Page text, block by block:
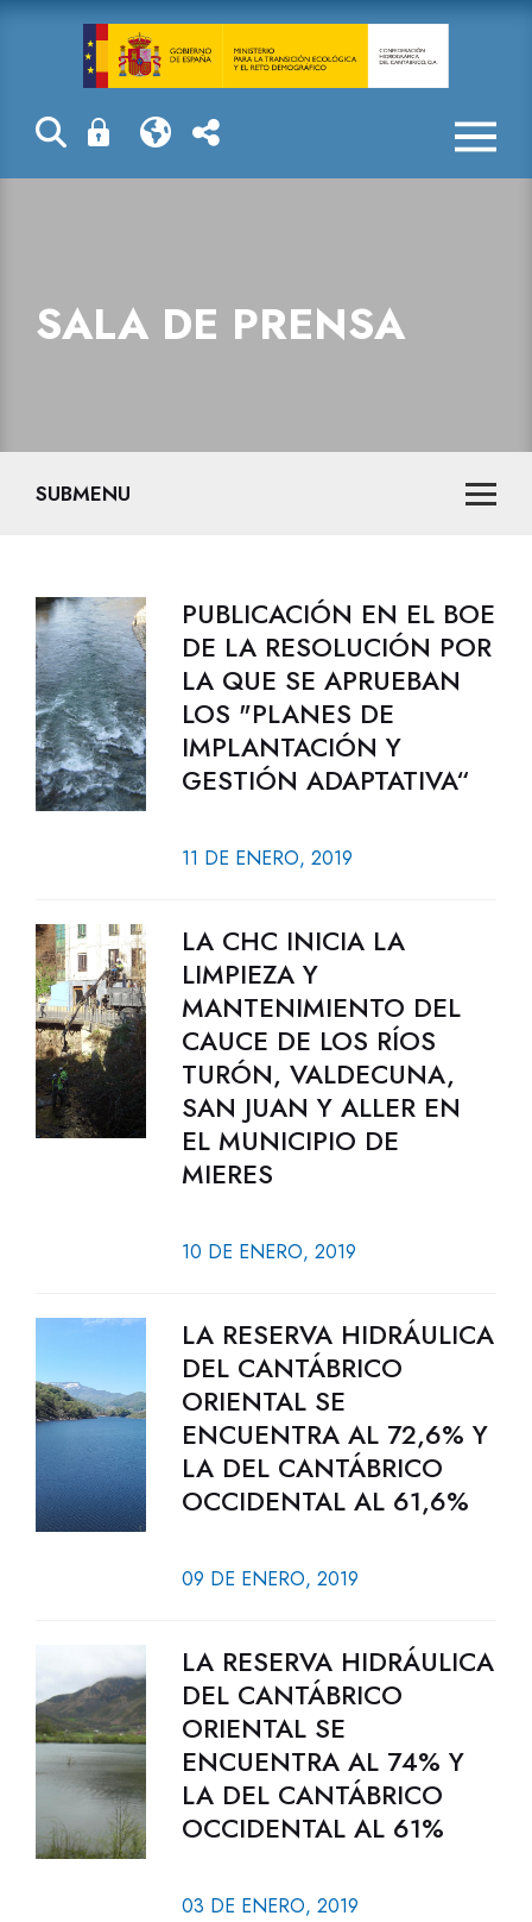
Sala de prensa
SALA DE PRENSA
SUBMENU
PUBLICACIÓN EN EL BOE
DE LA RESOLUCIÓN POR
LA QUE SE APRUEBAN
LOS "PLANES DE
IMPLANTACIÓN Y
GESTIÓN ADAPTATIVA“
11 DE ENERO, 2019
LA CHC INICIA LA
LIMPIEZA Y
MANTENIMIENTO DEL
CAUCE DE LOS RÍOS
TURÓN, VALDECUNA,
SAN JUAN Y ALLER EN
EL MUNICIPIO DE
MIERES
10 DE ENERO, 2019
LA RESERVA HIDRÁULICA
DEL CANTÁBRICO
ORIENTAL SE
ENCUENTRA AL 72,6% Y
LA DEL CANTÁBRICO
OCCIDENTAL AL 61,6%
09 DE ENERO, 2019
LA RESERVA HIDRÁULICA
DEL CANTÁBRICO
ORIENTAL SE
ENCUENTRA AL 74% Y
LA DEL CANTÁBRICO
OCCIDENTAL AL 61%
03 DE ENERO, 2019